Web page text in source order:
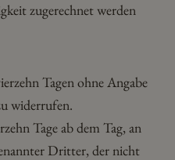
zugerechnet werden
Tagen ohne Angabe
widerrufen.
Tage ab dem Tag, an
Dritter, der nicht